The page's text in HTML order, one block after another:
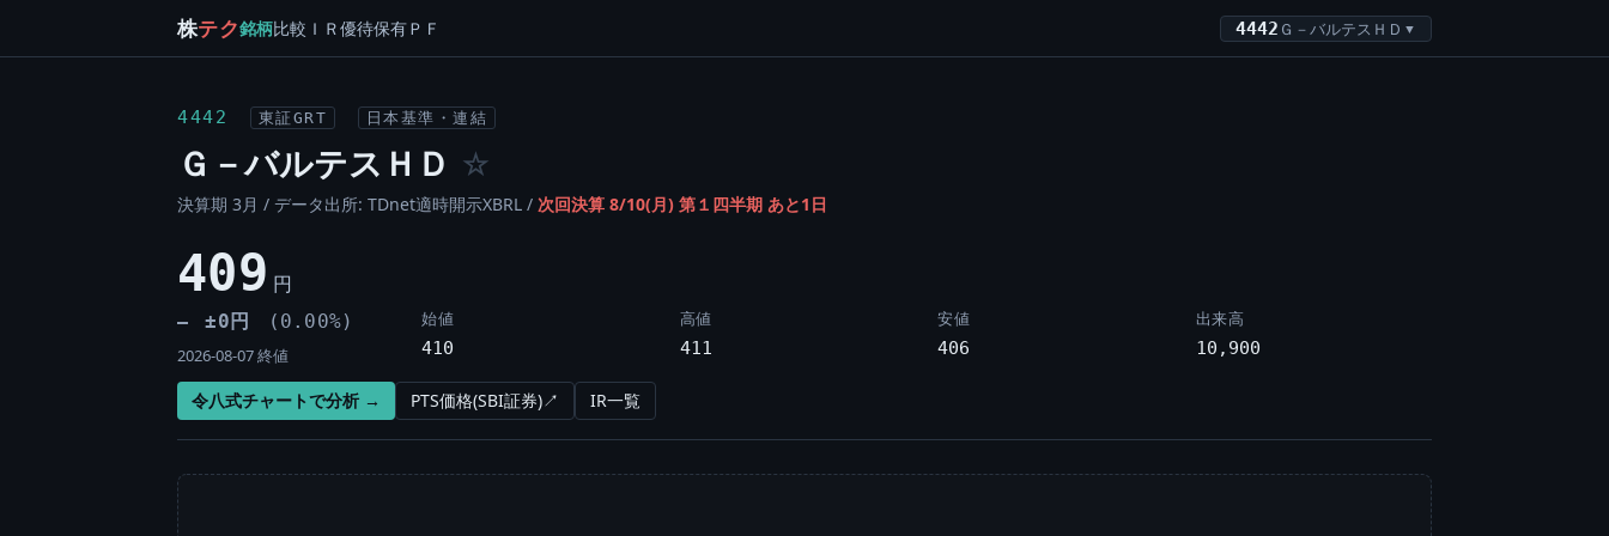
株テク銘柄比較 ＩＲ優待保有ＰＦ 4442 Ｇ－バルテスＨＤ ▼
4442 東証GRT 日本基準・連結
Ｇ－バルテスＨＤ ☆
決算期 3月 / データ出所: TDnet適時開示XBRL / 次回決算 8/10(月) 第１四半期 あと1日
409 円
― ±0円 (0.00%)
2026-08-07 終値
始値
410
高値
411
安値
406
出来高
10,900
令八式チャートで分析 → PTS価格(SBI証券)↗ IR一覧